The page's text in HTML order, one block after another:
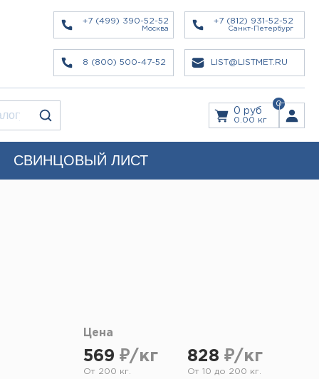
+7 (499) 390-52-52
Москва
+7 (812) 931-52-52
Санкт-Петербург
8 (800) 500-47-52 LIST@LISTMET.RU
0
0 руб
0.00 кг
СВИНЦОВЫЙ ЛИСТ
Цена
569 ₽/кг
От 200 кг.
828 ₽/кг
От 10 до 200 кг.